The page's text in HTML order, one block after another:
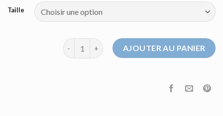
Taille
quantité de sweat a capuche noir
AJOUTER AU PANIER